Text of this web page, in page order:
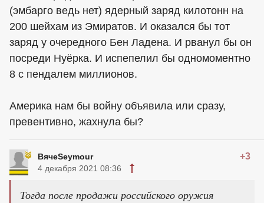
(эмбарго ведь нет) ядерный заряд килотонн на
200 шейхам из Эмиратов. И оказался бы тот
заряд у очередного Бен Ладена. И рванул бы он
посреди Нуёрка. И испепелил бы одномоментно
8 с пендалем миллионов.
Америка нам бы войну объявила или сразу,
превентивно, жахнула бы?
ВячеSeymour +3
4 декабря 2021 08:36
Тогда после продажи российского оружия